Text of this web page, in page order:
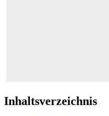
Inhaltsverzeichnis